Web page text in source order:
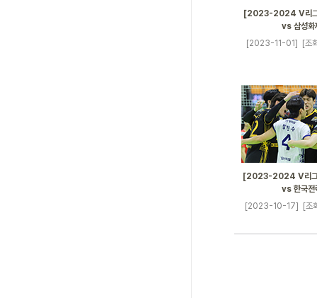
[2023-2024 V리
vs 삼성화
[2023-11-01]
[조
[2023-2024 V리
vs 한국전
[2023-10-17]
[조